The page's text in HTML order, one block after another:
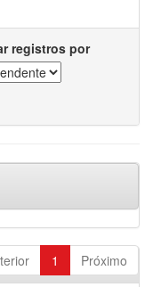
registros por
1 Próximo